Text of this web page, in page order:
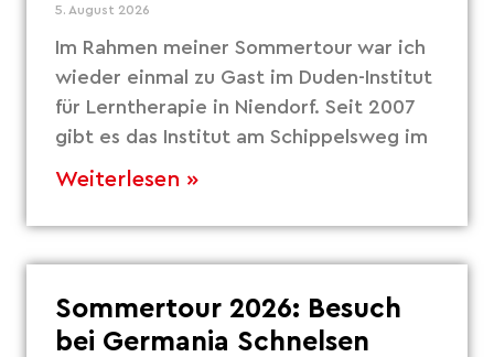
5. August 2026
Im Rahmen meiner Sommertour war ich
wieder einmal zu Gast im Duden-Institut
für Lerntherapie in Niendorf. Seit 2007
gibt es das Institut am Schippelsweg im
Weiterlesen »
Sommertour 2026: Besuch
bei Germania Schnelsen